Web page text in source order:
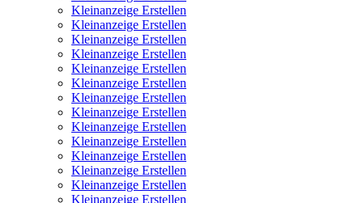
Kleinanzeige Erstellen
Kleinanzeige Erstellen
Kleinanzeige Erstellen
Kleinanzeige Erstellen
Kleinanzeige Erstellen
Kleinanzeige Erstellen
Kleinanzeige Erstellen
Kleinanzeige Erstellen
Kleinanzeige Erstellen
Kleinanzeige Erstellen
Kleinanzeige Erstellen
Kleinanzeige Erstellen
Kleinanzeige Erstellen
Kleinanzeige Erstellen